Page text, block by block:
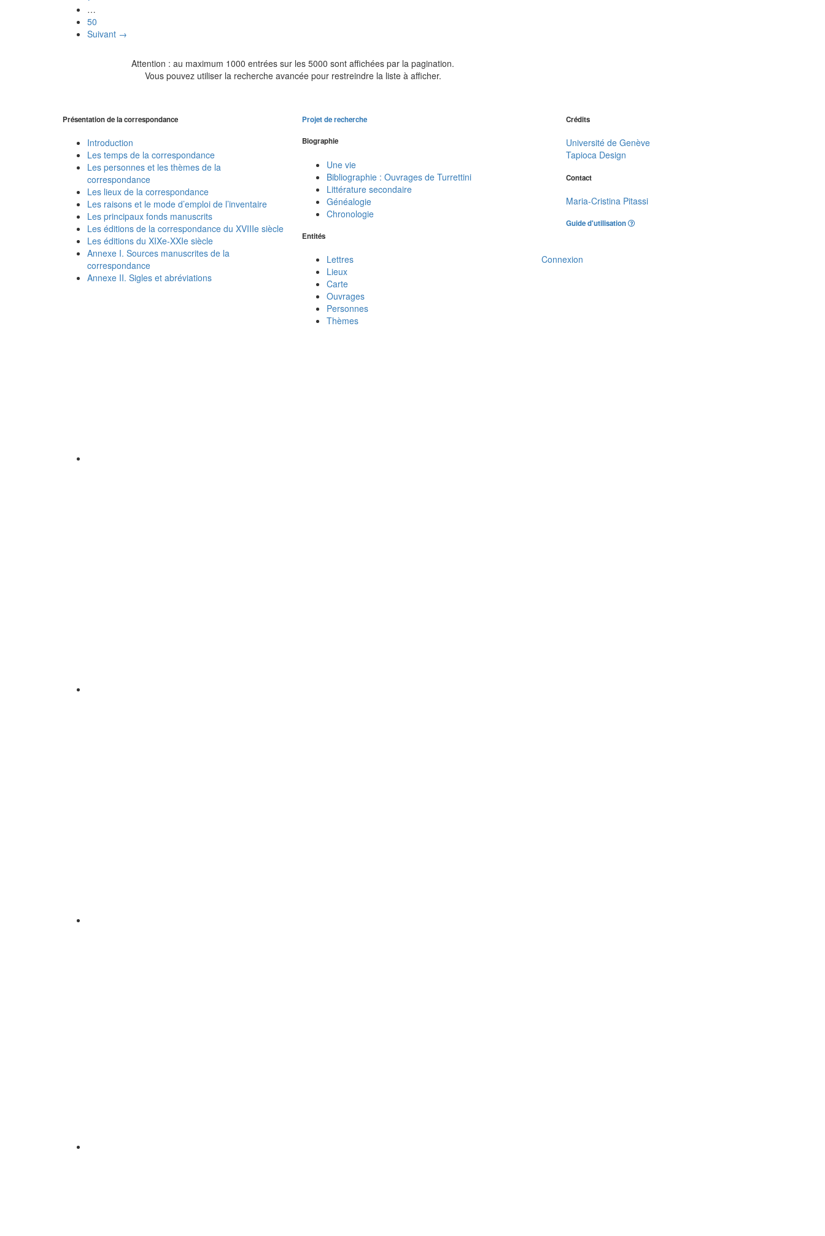
…
50
Suivant →
Attention : au maximum 1000 entrées sur les 5000 sont affichées par la pagination.
Vous pouvez utiliser la recherche avancée pour restreindre la liste à afficher.
Présentation de la correspondance
Introduction
Les temps de la correspondance
Les personnes et les thèmes de la
correspondance
Les lieux de la correspondance
Les raisons et le mode d’emploi de l’inventaire
Les principaux fonds manuscrits
Les éditions de la correspondance du XVIIIe siècle
Les éditions du XIXe-XXIe siècle
Annexe I. Sources manuscrites de la
correspondance
Annexe II. Sigles et abréviations
Projet de recherche
Biographie
Une vie
Bibliographie : Ouvrages de Turrettini
Littérature secondaire
Généalogie
Chronologie
Entités
Lettres
Lieux
Carte
Ouvrages
Personnes
Thèmes
Crédits
Université de Genève
Tapioca Design
Contact
Maria-Cristina Pitassi
Guide d'utilisation
Connexion